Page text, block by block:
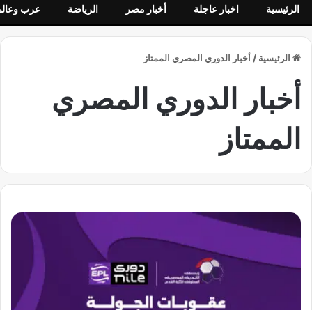
الرئيسية اخبار عاجلة أخبار مصر الرياضة عرب
الرئيسية / أخبار الدوري المصري الممتاز
أخبار الدوري المصري
الممتاز